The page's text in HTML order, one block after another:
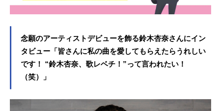
念願のアーティストデビューを飾る鈴木杏奈さんにイン
タビュー「皆さんに私の曲を愛してもらえたらうれしい
です！ “鈴木杏奈、歌レベチ！”って言われたい！
（笑）」